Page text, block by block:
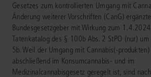
Gesetzes zum kontrollierten Umgang mit
Änderung weiterer Vorschriften (CanG)
Bundesgesetzgeber mit Wirkung zum
Tatenkatalog des § 100b Abs. 2 StPO (nur)
5b. Weil der Umgang mit Cannabis(-
abschließend im Konsumcannabis- und im
Medizinalcannabisgesetz geregelt ist, sind